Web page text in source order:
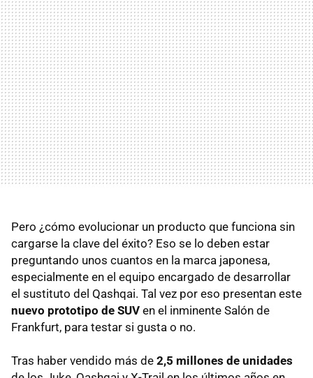
Pero ¿cómo evolucionar un producto que funciona sin
cargarse la clave del éxito? Eso se lo deben estar
preguntando unos cuantos en la marca japonesa,
especialmente en el equipo encargado de desarrollar
el sustituto del Qashqai. Tal vez por eso presentan este
nuevo prototipo de SUV en el inminente Salón de
Frankfurt, para testar si gusta o no.
Tras haber vendido más de 2,5 millones de unidades